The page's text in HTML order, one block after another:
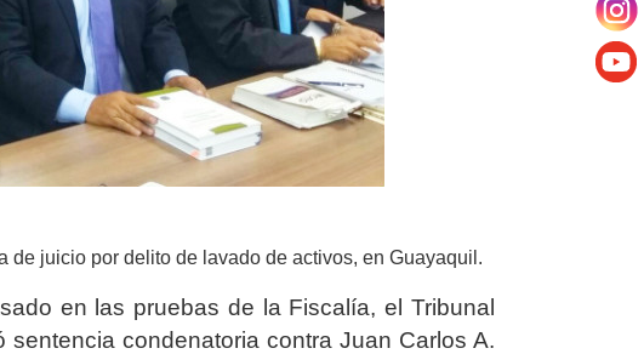
juicio por delito de lavado de activos, en Guayaquil.
en las pruebas de la Fiscalía, el Tribunal
condenatoria contra Juan Carlos A.